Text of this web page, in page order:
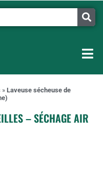
» Laveuse sécheuse de
– SÉCHAGE AIR